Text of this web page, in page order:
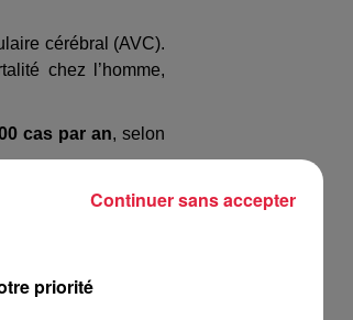
cérébral (AVC).
chez l’homme,
cas par an, selon
par un
priorité
Continuer sans accepter